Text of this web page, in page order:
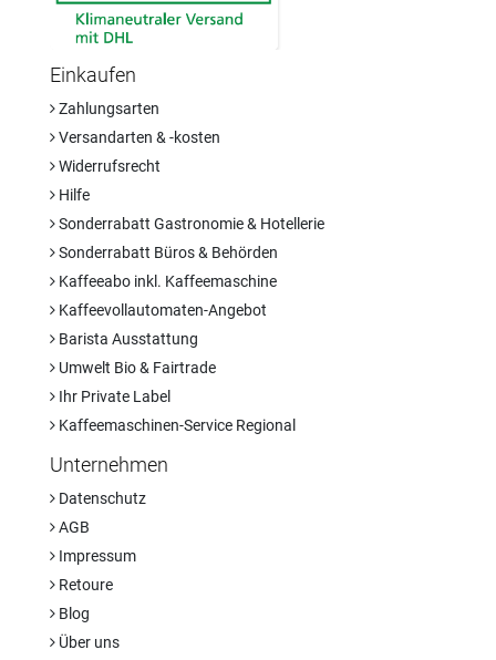
Einkaufen
Zahlungsarten
Versandarten & -kosten
Widerrufsrecht
Hilfe
Sonderrabatt Gastronomie & Hotellerie
Sonderrabatt Büros & Behörden
Kaffeeabo inkl. Kaffeemaschine
Kaffeevollautomaten-Angebot
Barista Ausstattung
Umwelt Bio & Fairtrade
Ihr Private Label
Kaffeemaschinen-Service Regional
Unternehmen
Datenschutz
AGB
Impressum
Retoure
Blog
Über uns